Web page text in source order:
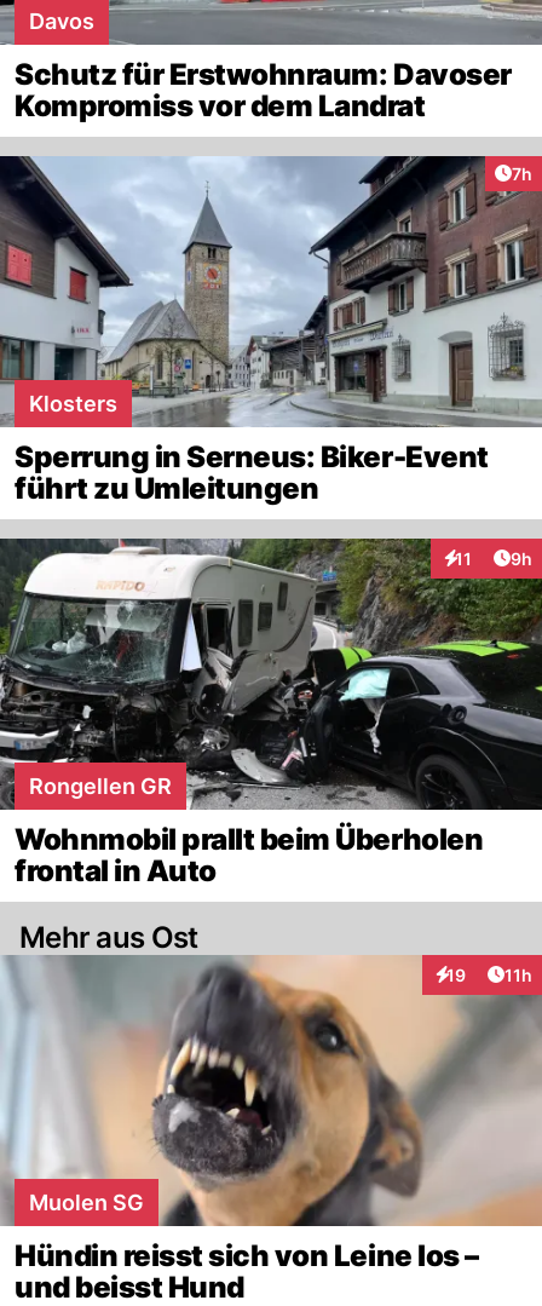
Davos
Schutz für Erstwohnraum: Davoser
Kompromiss vor dem Landrat
7h
Klosters
Sperrung in Serneus: Biker-Event
führt zu Umleitungen
11 9h
Rongellen GR
Wohnmobil prallt beim Überholen
frontal in Auto
Mehr aus Ost
19
Interaktionen
11h
Muolen SG
Hündin reisst sich von Leine los –
und beisst Hund